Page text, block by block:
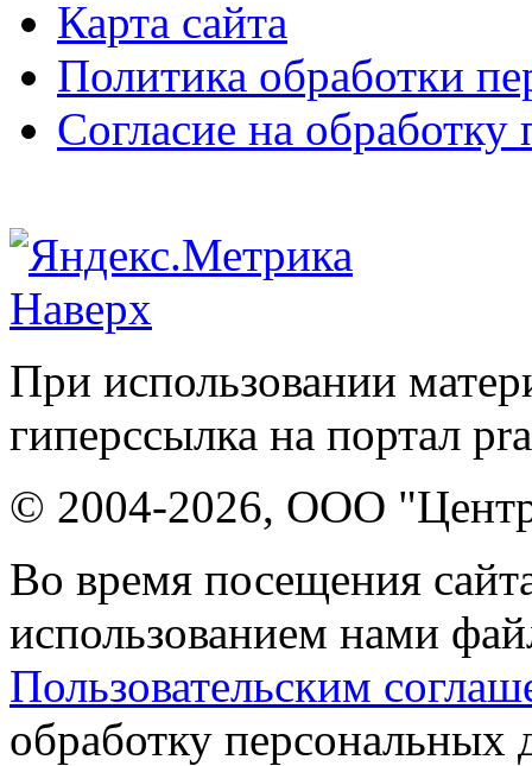
Карта сайта
Политика обработки
Согласие на
Наверх
При использовании
гиперссылка на портал
© 2004-2026, ООО "Центр
Во время посещения
использованием нами
Пользовательским
обработку персональных